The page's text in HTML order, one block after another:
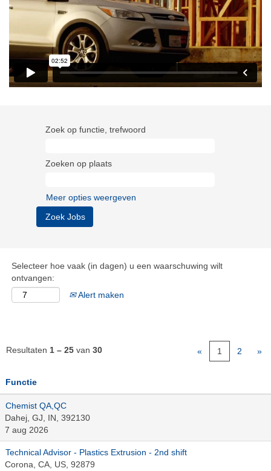
Zoek op functie, trefwoord
Zoeken op plaats
Meer opties weergeven
Selecteer hoe vaak (in dagen) u een waarschuwing wilt
ontvangen:
Alert maken
Resultaten 1 – 25 van 30 « 1 2 »
Functie
Chemist QA,QC
Dahej, GJ, IN, 392130
7 aug 2026
Technical Advisor - Plastics Extrusion - 2nd shift
Corona, CA, US, 92879